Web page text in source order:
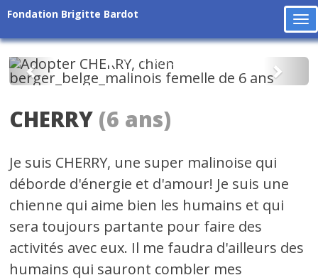
Fondation Brigitte Bardot
Précédent
CHERRY (6 ans)
Je suis CHERRY, une super malinoise qui
déborde d'énergie et d'amour! Je suis une
chienne qui aime bien les humains et qui
sera toujours partante pour faire des
activités avec eux. Il me faudra d'ailleurs des
humains qui sauront combler mes